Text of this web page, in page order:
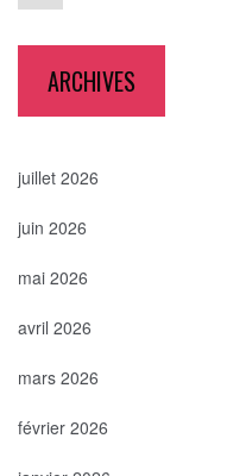
ARCHIVES
juillet 2026
juin 2026
mai 2026
avril 2026
mars 2026
février 2026